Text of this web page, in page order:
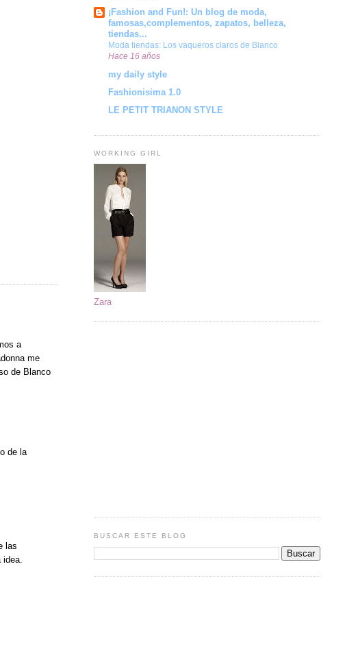
a
me
de Blanco
de la
las
idea.
¡Fashion and Fun!: Un blog de moda,
famosas,complementos, zapatos, belleza,
tiendas...
Moda tiendas: Los vaqueros claros de Blanco
Hace 16 años
my daily style
Fashionisima 1.0
LE PETIT TRIANON STYLE
WORKING GIRL
Zara
BUSCAR ESTE BLOG